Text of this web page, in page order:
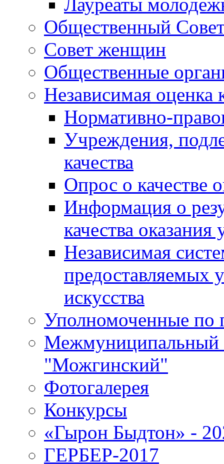
Общественный
Совет женщин
Общественные
Независимая оценка
Нормативно-
Учреждения,
качества
Опрос о качестве
Информация о
качества оказания
Независимая
предоставляемых
искусства
Уполномоченные по
Межмуниципальный
"Можгинский"
Фотогалерея
Конкурсы
«Гырон Быдтон» -
ГЕРБЕР-2017